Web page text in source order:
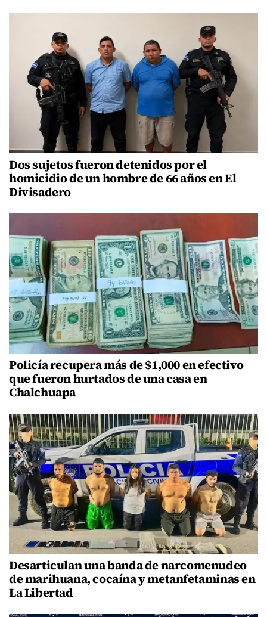
Dos sujetos fueron detenidos por el
homicidio de un hombre de 66 años en El
Divisadero
Policía recupera más de $1,000 en efectivo
que fueron hurtados de una casa en
Chalchuapa
Desarticulan una banda de narcomenudeo
de marihuana, cocaína y metanfetaminas en
La Libertad